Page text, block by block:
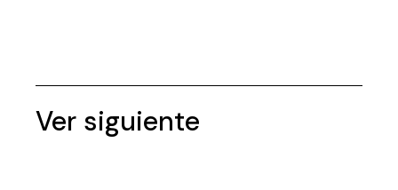
Ver siguiente